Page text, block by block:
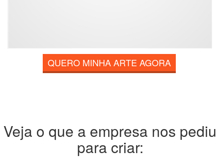
QUERO MINHA ARTE AGORA
Veja o que a empresa nos pediu
para criar: